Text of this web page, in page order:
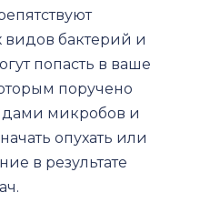
бактерий и
попасть в ваше
поручено
микробов и
опухать или
в результате